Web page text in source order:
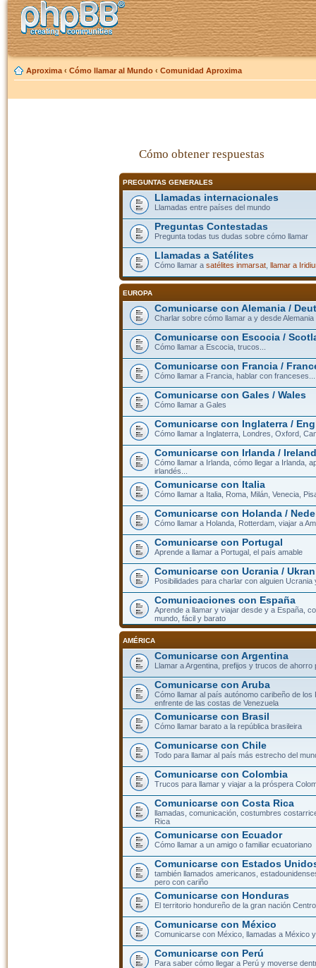
Aproxima ‹ Cómo llamar al Mundo ‹ Comunidad Aproxima
Cómo obtener respuestas
PREGUNTAS GENERALES
Llamadas internacionales
Llamadas entre países del mundo
Preguntas Contestadas
Pregunta todas tus dudas sobre cómo llamar
Llamadas a Satélites
Cómo llamar a satélites inmarsat, llamar a
EUROPA
Comunicarse con Alemania /
Charlar sobre cómo llamar a y desde Alemania
Comunicarse con Escocia /
Cómo llamar a Escocia, trucos...
Comunicarse con Francia /
Cómo llamar a Francia, hablar con franceses...
Comunicarse con Gales / Wales
Cómo llamar a Gales
Comunicarse con Inglaterra /
Cómo llamar a Inglaterra, Londres, Oxford,
Comunicarse con Irlanda / Ireland
Cómo llamar a Irlanda, cómo llegar a Irlanda,
irlandés...
Comunicarse con Italia
Cómo llamar a Italia, Roma, Milán, Venecia,
Comunicarse con Holanda /
Cómo llamar a Holanda, Rotterdam, viajar a
Comunicarse con Portugal
Aprende a llamar a Portugal, el país amable
Comunicarse con Ucrania /
Posibilidades para charlar con alguien Ucrania
Comunicaciones con España
Aprende a llamar y viajar desde y a España,
mundo, fácil y barato
AMÉRICA
Comunicarse con Argentina
Llamar a Argentina, prefijos y trucos de ahorro
Comunicarse con Aruba
Cómo llamar al país autónomo caribeño de los
enfrente de las costas de Venezuela
Comunicarse con Brasil
Cómo llamar barato a la república brasileira
Comunicarse con Chile
Todo para llamar al país más estrecho del
Comunicarse con Colombia
Trucos para llamar y viajar a la próspera
Comunicarse con Costa Rica
llamadas, comunicación, costumbres
Rica
Comunicarse con Ecuador
Cómo llamar a un amigo o familiar ecuatoriano
Comunicarse con Estados
también llamados americanos,
pero con cariño
Comunicarse con Honduras
El territorio hondureño de la gran nación
Comunicarse con México
Comunicarse con México, llamadas a México
Comunicarse con Perú
Para saber cómo llegar a Perú y moverse